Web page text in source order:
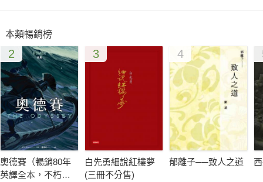
本類暢銷榜
2
奧德賽（暢銷80年
英譯全本，不朽中
3
白先勇細說紅樓夢
(三冊不分售)
4
郁離子──致人之道